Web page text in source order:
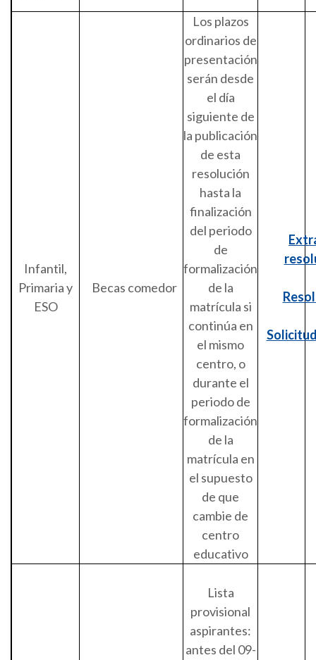
Infantil,
Primaria y
ESO
Becas comedor
Los plazos
ordinarios de
presentación
serán desde
el día
siguiente de
la publicación
de esta
resolución
hasta la
finalización
del periodo
de
formalización
de la
matrícula si
continúa en
el mismo
centro, o
durante el
periodo de
formalización
de la
matrícula en
el supuesto
de que
cambie de
centro
educativo
Lista
provisional
aspirantes:
antes del 09-